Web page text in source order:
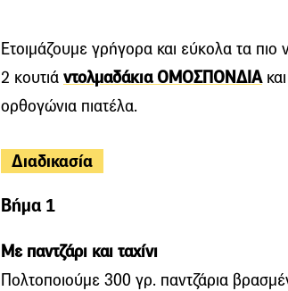
Ετοιμάζουμε γρήγορα και εύκολα τα πιο
2 κουτιά ντολμαδάκια ΟΜΟΣΠΟΝΔΙΑ
ορθογώνια πιατέλα.
Διαδικασία
Βήμα 1
Με παντζάρι και ταχίνι
Πολτοποιούμε 300 γρ. παντζάρια